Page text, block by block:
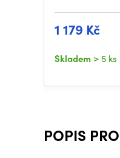
1 179 Kč
Skladem > 5 ks
POPIS